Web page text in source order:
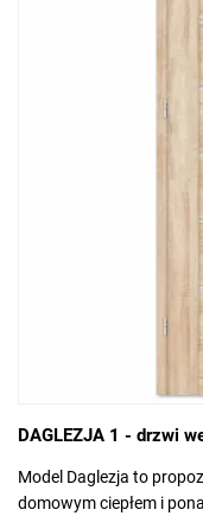
DAGLEZJA 1 - drzwi
Model Daglezja to
domowym ciepłem i